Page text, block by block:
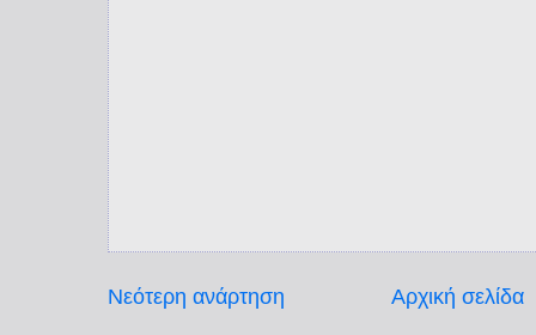
Νεότερη ανάρτηση Αρχική σελίδα